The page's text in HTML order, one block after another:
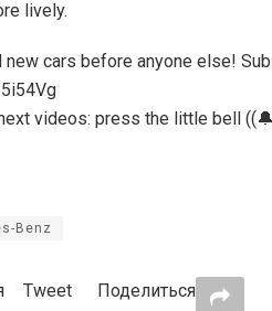
lively.
cars before anyone else!
videos: press the little bell
Benz
Tweet Поделиться